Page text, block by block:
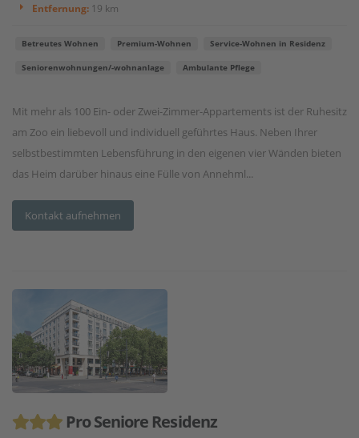
Entfernung: 19 km
Betreutes Wohnen Premium-Wohnen Service-Wohnen in Residenz
Seniorenwohnungen/-wohnanlage Ambulante Pflege
Mit mehr als 100 Ein- oder Zwei-Zimmer-Appartements ist der Ruhesitz
am Zoo ein liebevoll und individuell geführtes Haus. Neben Ihrer
selbstbestimmten Lebensführung in den eigenen vier Wänden bieten
das Heim darüber hinaus eine Fülle von Annehml...
Kontakt aufnehmen
Pro Seniore Residenz